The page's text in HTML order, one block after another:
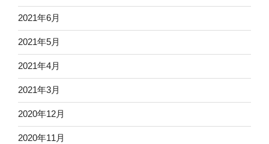
2021年6月
2021年5月
2021年4月
2021年3月
2020年12月
2020年11月